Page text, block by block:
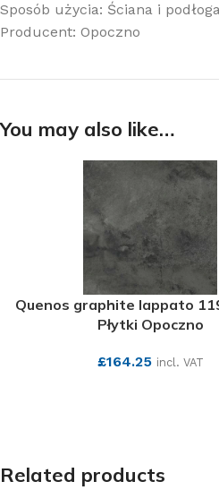
Sposób użycia: Ściana i
Producent: Opoczno
You may also like…
Quenos graphite lappato
Płytki Opoczno
£164.25 incl. VAT
Related products